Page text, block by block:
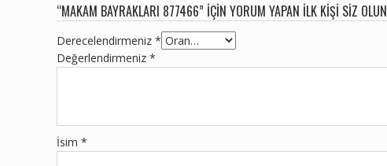
“MAKAM BAYRAKLARI 877466” IÇIN YORUM YAPAN ILK KIŞI SIZ OLUN
Derecelendirmeniz *
Değerlendirmeniz *
İsim *